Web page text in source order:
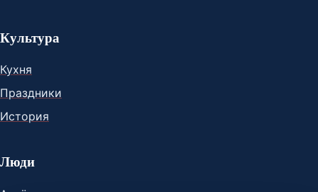
Культура
Кухня
Праздники
История
Люди